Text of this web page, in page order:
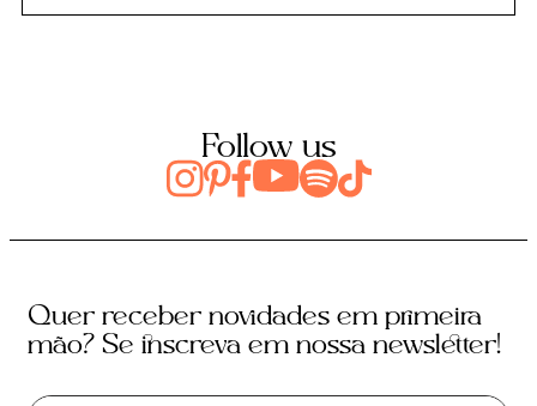
Follow us
Quer receber novidades em primeira
mão? Se inscreva em nossa newsletter!